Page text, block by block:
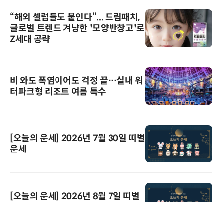
“해외 셀럽들도 붙인다”... 드림패치,
글로벌 트렌드 겨냥한 '모양반창고'로
Z세대 공략
비 와도 폭염이어도 걱정 끝…실내 워
터파크형 리조트 여름 특수
[오늘의 운세] 2026년 7월 30일 띠별
운세
[오늘의 운세] 2026년 8월 7일 띠별